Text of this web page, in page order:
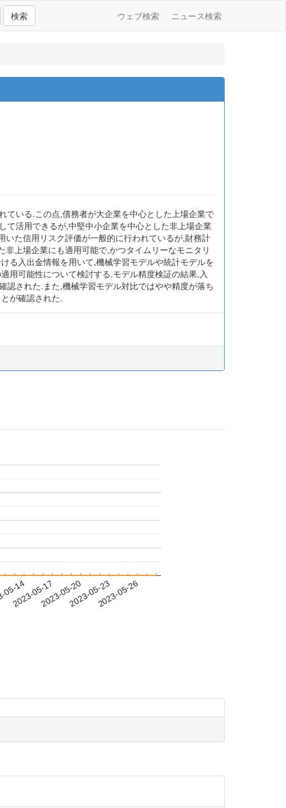
検索 ウェブ検索 ニュース検索
ている.この点,債務者が大企業を中心とした上場企業で
て活用できるが,中堅中小企業を中心とした非上場企業
た信用リスク評価が一般的に行われているが,財務計
上場企業にも適用可能で,かつタイムリーなモニタリ
る入出金情報を用いて,機械学習モデルや統計モデルを
用可能性について検討する.モデル精度検証の結果,入
認された.また,機械学習モデル対比ではやや精度が落ち
が確認された.
14
2023-05-172023-05-202023-05-232023-05-26